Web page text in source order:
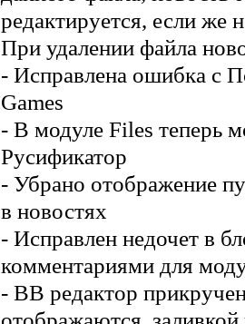
редактируется, если же
При удалении файла
- Исправлена ошибка с
Games
- В модуле Files теперь
Русификатор
- Убрано отображение
в новостях
- Исправлен недочет в
комментариями для
- BB редактор